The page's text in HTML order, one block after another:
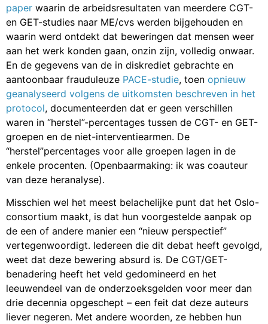
paper waarin de arbeidsresultaten van meerdere CGT-
en GET-studies naar ME/cvs werden bijgehouden en
waarin werd ontdekt dat beweringen dat mensen weer
aan het werk konden gaan, onzin zijn, volledig onwaar.
En de gegevens van de in diskrediet gebrachte en
aantoonbaar frauduleuze PACE-studie, toen opnieuw
geanalyseerd volgens de uitkomsten beschreven in het
protocol, documenteerden dat er geen verschillen
waren in “herstel”-percentages tussen de CGT- en GET-
groepen en de niet-interventiearmen. De
“herstel”percentages voor alle groepen lagen in de
enkele procenten. (Openbaarmaking: ik was coauteur
van deze heranalyse).
Misschien wel het meest belachelijke punt dat het Oslo-
consortium maakt, is dat hun voorgestelde aanpak op
de een of andere manier een “nieuw perspectief”
vertegenwoordigt. Iedereen die dit debat heeft gevolgd,
weet dat deze bewering absurd is. De CGT/GET-
benadering heeft het veld gedomineerd en het
leeuwendeel van de onderzoeksgelden voor meer dan
drie decennia opgeschept – een feit dat deze auteurs
liever negeren. Met andere woorden, ze hebben hun